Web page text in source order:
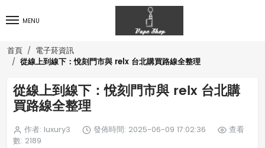
MENU
首頁 電子菸資訊
從線上到線下：悅刻門市與 relx 台北購買路線全整理
從線上到線下：悅刻門市與 relx 台北購
買路線全整理
作者: luxury3 發佈時間: 2025-06-09 17:02:36
查看
數: 2189